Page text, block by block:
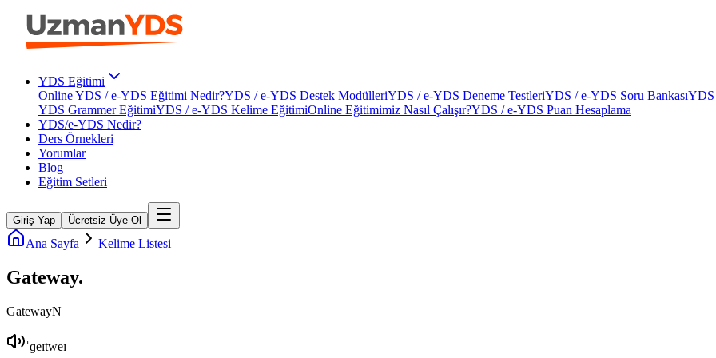
YDS Eğitimi
Online YDS / e-YDS Eğitimi Nedir?YDS / e-YDS Destek ModülleriYDS / e-YDS Deneme TestleriYDS / e-YDS Soru BankasıYDS
YDS Grammer EğitimiYDS / e-YDS Kelime EğitimiOnline Eğitimimiz Nasıl Çalışır?YDS / e-YDS Puan Hesaplama
YDS/e-YDS Nedir?
Ders Örnekleri
Yorumlar
Blog
Eğitim Setleri
Giriş Yap Ücretsiz Üye Ol
Ana Sayfa Kelime Listesi
Gateway.
GatewayN
ˈɡeɪtweɪ